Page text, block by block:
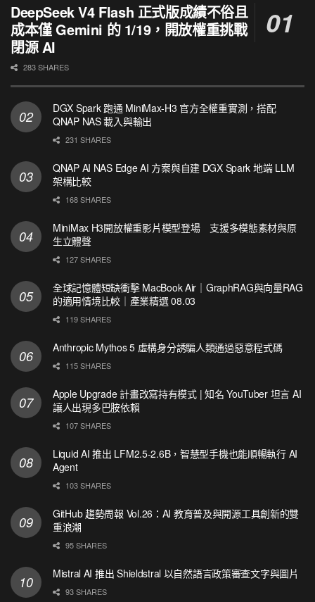
DeepSeek V4 Flash 正式版成績不俗且
成本僅 Gemini 的 1/19，開放權重挑戰
閉源 AI
283 SHARES
DGX Spark 跑通 MiniMax-H3 官方全權重實測，搭配
QNAP NAS 載入與輸出
231 SHARES
QNAP AI NAS Edge AI 方案與自建 DGX Spark 地端 LLM
架構比較
168 SHARES
MiniMax H3開放權重影片模型登場 支援多模態素材與原
生立體聲
127 SHARES
全球記憶體短缺衝擊 MacBook Air｜GraphRAG與向量RAG
的適用情境比較｜產業精選 08.03
119 SHARES
Anthropic Mythos 5 虛構身分誘騙人類通過惡意程式碼
115 SHARES
Apple Upgrade 計畫改寫持有模式 | 知名 YouTuber 坦言 AI
讓人出現多巴胺依賴
107 SHARES
Liquid AI 推出 LFM2.5-2.6B，智慧型手機也能順暢執行 AI
Agent
103 SHARES
GitHub 趨勢周報 Vol.26：AI 教育普及與開源工具創新的雙
重浪潮
95 SHARES
Mistral AI 推出 Shieldstral 以自然語言政策審查文字與圖片
93 SHARES